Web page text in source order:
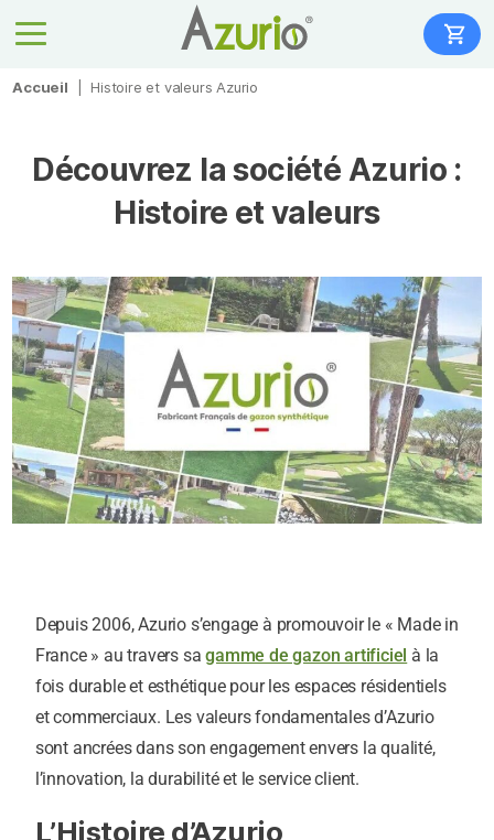
Accueil Histoire et valeurs Azurio
Découvrez la société Azurio :
Histoire et valeurs
Depuis 2006, Azurio s’engage à promouvoir le « Made in
France » au travers sagamme de gazon artificiel à la
fois durable et esthétique pour les espaces résidentiels
et commerciaux. Les valeurs fondamentales d’Azurio
sont ancrées dans son engagement envers la qualité,
l’innovation, la durabilité et le service client.
L’Histoire d’Azurio